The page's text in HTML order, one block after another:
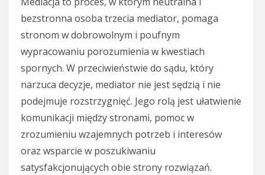
bezstronna osoba trzecia mediator, pomaga
stronom w dobrowolnym i poufnym
wypracowaniu porozumienia w kwestiach
spornych. W przeciwieństwie do sądu, który
narzuca decyzje, mediator nie jest sędzią i nie
podejmuje rozstrzygnięć. Jego rolą jest ułatwienie
komunikacji między stronami, pomoc w
zrozumieniu wzajemnych potrzeb i interesów
oraz wsparcie w poszukiwaniu
satysfakcjonujących obie strony rozwiązań.